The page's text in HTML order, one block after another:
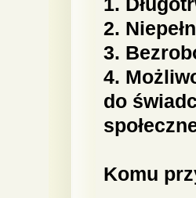
2.
3.
4.
do
Komu